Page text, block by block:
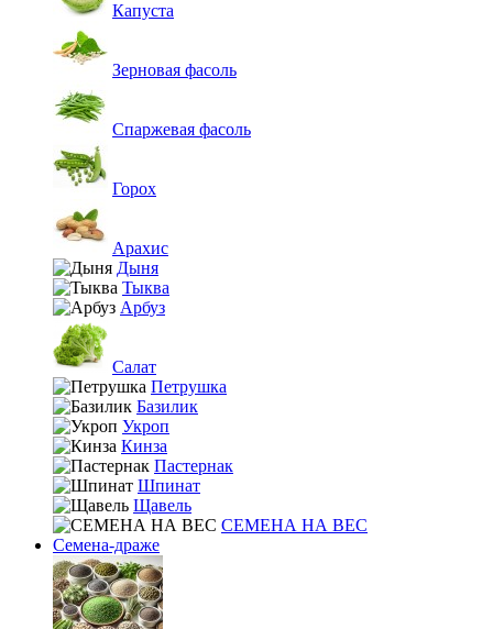
Капуста
Зерновая фасоль
Спаржевая фасоль
Горох
Арахис
Дыня
Тыква
Арбуз
Салат
Петрушка
Базилик
Укроп
Кинза
Пастернак
Шпинат
Щавель
СЕМЕНА НА ВЕС
Семена-драже